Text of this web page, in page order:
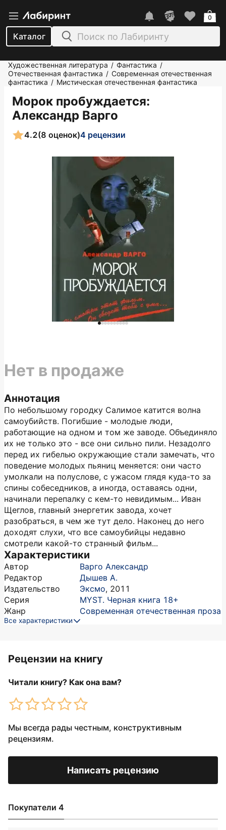
Каталог
0
Художественная литература / Фантастика /
Отечественная фантастика / Современная отечественная
фантастика / Мистическая отечественная фантастика
Морок пробуждается:
Александр Варго
4.2(8 оценок)4 рецензии
Аннотация
По небольшому городку Салимое катится волна
самоубийств. Погибшие - молодые люди,
работающие на одном и том же заводе. Объединяло
их не только это - все они сильно пили. Незадолго
перед их гибелью окружающие стали замечать, что
поведение молодых пьяниц меняется: они часто
умолкали на полуслове, с ужасом глядя куда-то за
спины собеседников, а иногда, оставаясь одни,
начинали перепалку с кем-то невидимым... Иван
Щеглов, главный энергетик завода, хочет
разобраться, в чем же тут дело. Наконец до него
доходят слухи, что все самоубийцы недавно
смотрели какой-то странный фильм...
Характеристики
Автор
Варго Александр
Редактор
Дышев А.
Издательство
Эксмо, 2011
Серия
MYST. Черная книга 18+
Жанр
Современная отечественная проза
Все характеристики
Нет в продаже
Рецензии на книгу
Читали книгу? Как она вам?
Мы всегда рады честным, конструктивным
рецензиям.
Написать рецензию
Покупатели 4